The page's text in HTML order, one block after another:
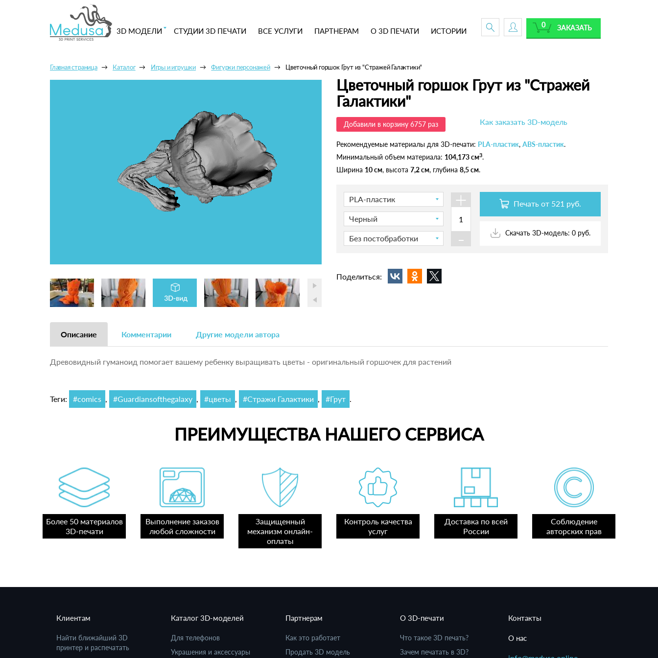
3D МОДЕЛИ СТУДИИ 3D ПЕЧАТИ ВСЕ УСЛУГИ ПАРТНЕРАМ О 3D ПЕЧАТИ ИСТОРИИ ЗАКАЗАТЬ
0
Главная страница Каталог Игры и игрушки Фигурки персонажей Цветочный горшок Грут из "Стражей Галактики"
Цветочный горшок Грут из "Стражей
Галактики"
Добавили в корзину 6757 раз Как заказать 3D-модель
Рекомендуемые материалы для 3D-печати: PLA-пластик, ABS-пластик.
Минимальный объем материала: 104,173 см3.
Ширина 10 см, высота 7,2 см, глубина 8,5 см.
PLA-пластик
Черный
Без постобработки
+
-
Печать от 521 руб.
Скачать 3D-модель: 0 руб.
Поделиться:
Описание Комментарии Другие модели автора
Древовидный гуманоид помогает вашему ребенку выращивать цветы - оригинальный горшочек для растений
Теги: #comics , #Guardiansofthegalaxy , #цветы , #Стражи Галактики , #Грут .
ПРЕИМУЩЕСТВА НАШЕГО СЕРВИСА
Более 50 материалов
3D-печати
Выполнение заказов
любой сложности
Защищенный
механизм онлайн-
оплаты
Контроль качества
услуг
Доставка по всей
России
Соблюдение
авторских прав
Клиентам
Найти ближайший 3D
принтер и распечатать
Каталог 3D-моделей
Для телефонов
Украшения и аксессуары
Партнерам
Как это работает
Продать 3D модель
О 3D-печати
Что такое 3D печать?
Зачем печатать в 3D?
Контакты
О нас